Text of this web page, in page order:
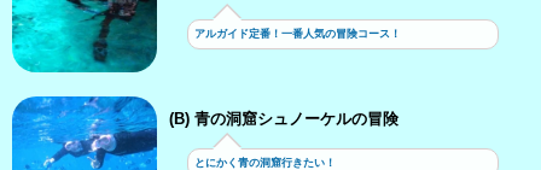
アルガイド定番！一番人気の冒険コース！
(B) 青の洞窟シュノーケルの冒険
とにかく青の洞窟行きたい！